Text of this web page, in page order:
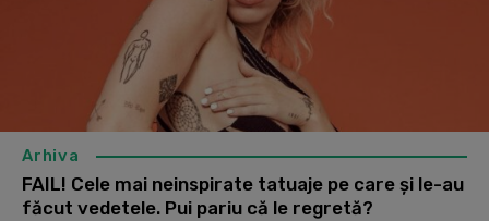
Arhiva
FAIL! Cele mai neinspirate tatuaje pe care și le-au
făcut vedetele. Pui pariu că le regretă?